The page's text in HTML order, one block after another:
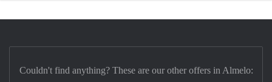
Couldn't find anything? These are our other offers in Almelo: